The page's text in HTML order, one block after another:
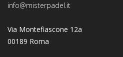
info@misterpadel.it
Via Montefiascone 12a
00189 Roma